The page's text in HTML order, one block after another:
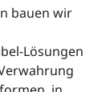
bauen wir
Lösungen